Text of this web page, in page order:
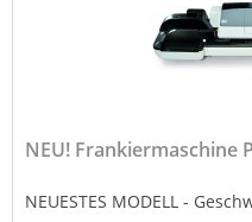
NEU! Frankiermaschine
NEUESTES MODELL -